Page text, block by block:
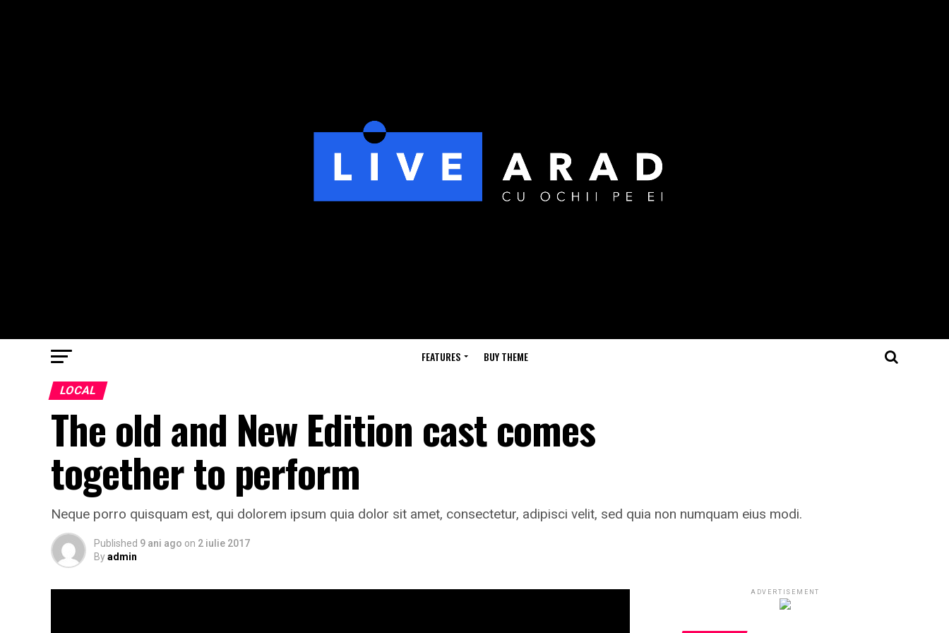
FEATURES BUY THEME
LOCAL
The old and New Edition cast comes
together to perform
Neque porro quisquam est, qui dolorem ipsum quia dolor sit amet, consectetur, adipisci velit, sed quia non numquam eius modi.
Published 9 ani ago on 2 iulie 2017
Byadmin
ADVERTISEMENT